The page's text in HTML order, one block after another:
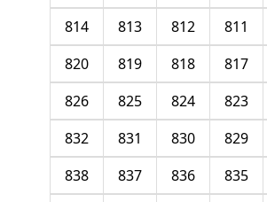
811
812
813
814
817
818
819
820
823
824
825
826
829
830
831
832
835
836
837
838